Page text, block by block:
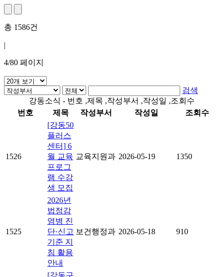
총 1586건
|
4/80 페이지
검색
강동소식 - 번호 ,제목 ,작성부서 ,작성일 ,조회수
번호
제목 작성부서 작성일 조회수
1526
[강동50
플러스
센터] 6
월 교육
프로그
램 수강
생 모집
교육지원과 2026-05-19 1350
1525
2026년
법정감
염병 진
단·신고
기준 지
침 활용
안내
보건행정과 2026-05-18 910
[강동구